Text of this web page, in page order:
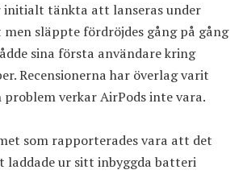
initialt tänkta att lanseras under
släppte fördröjdes gång på gång
sina första användare kring
Recensionerna har överlag varit
verkar AirPods inte vara.
som rapporterades vara att det
laddade ur sitt inbyggda batteri